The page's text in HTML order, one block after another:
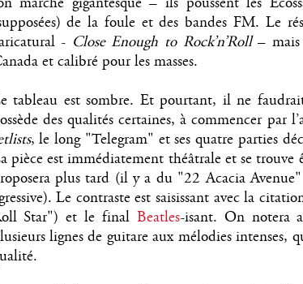
de la foule et des bandes FM. Le
- Close Enough to Rock’n’Roll– mais
et calibré pour les masses.
tableau est sombre. Et pourtant, il ne
des qualités certaines, à commencer par
, le long "Telegram" et ses quatre parties
pièce est immédiatement théâtrale et se trouve
plus tard (il y a du "22 Acacia
Le contraste est saisissant avec la
Star") et le final Beatles-isant. On notera
lignes de guitare aux mélodies intenses,